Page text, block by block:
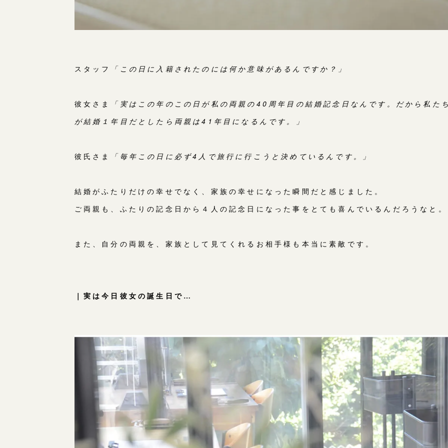
スタッフ 「この日に入籍されたのには何か意味があるんですか？」
彼女さま
「実はこの年のこの日が私の両親の40周年目の結婚記念日なんです。だから私た
が結婚１年目だとしたら両親は41年目になるんです。」
彼氏さま 「毎年この日に必ず4人で旅行に行こうと決めているんです。」
結婚がふたりだけの幸せでなく、家族の幸せになった瞬間だと感じました。
ご両親も、ふたりの記念日から４人の記念日になった事をとても喜んでいるんだろうなと。
また、自分の両親を、家族として見てくれるお相手様も本当に素敵です。
｜実は今日彼女の誕生日で…